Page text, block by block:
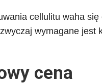
cellulitu waha
wymagane jest
cena